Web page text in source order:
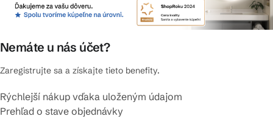
Nemáte u nás účet?
Zaregistrujte sa a získajte tieto benefity.
Rýchlejší nákup vďaka uloženým údajom
Prehľad o stave objednávky